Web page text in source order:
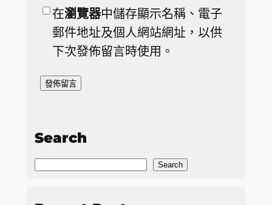
在瀏覽器中儲存顯示名稱、電子
郵件地址及個人網站網址，以供
下次發佈留言時使用。
Search
S
Search